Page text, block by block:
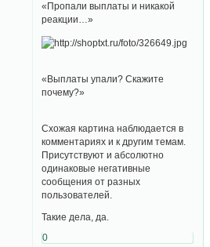
«Пропали выплаты и никакой
реакции…»
«Выплаты упали? Скажите
почему?»
Схожая картина наблюдается в
комментариях и к другим темам.
Присутствуют и абсолютно
одинаковые негативные
сообщения от разных
пользователей.
Такие дела, да.
0